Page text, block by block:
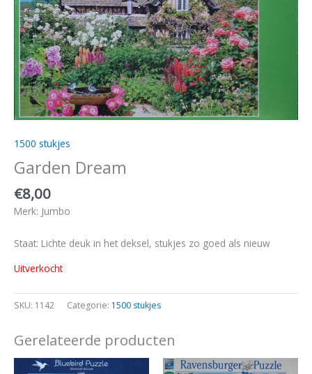
1500 stukjes
Garden Dream
€8,00
Merk: Jumbo
Staat: Lichte deuk in het deksel, stukjes zo goed als nieuw
Uitverkocht
SKU: 1142 Categorie: 1500 stukjes
Gerelateerde producten